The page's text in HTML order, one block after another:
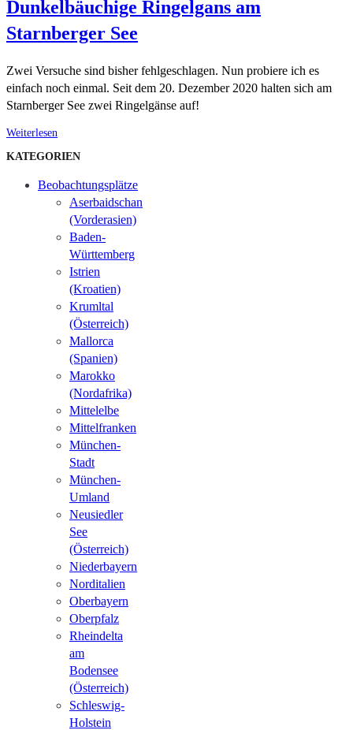
Dunkelbäuchige Ringelgans am
Starnberger See
Zwei Versuche sind bisher fehlgeschlagen. Nun probiere ich es
einfach noch einmal. Seit dem 20. Dezember 2020 halten sich am
Starnberger See zwei Ringelgänse auf!
Weiterlesen
KATEGORIEN
Beobachtungsplätze
Aserbaidschan
(Vorderasien)
Baden-
Württemberg
Istrien
(Kroatien)
Krumltal
(Österreich)
Mallorca
(Spanien)
Marokko
(Nordafrika)
Mittelelbe
Mittelfranken
München-
Stadt
München-
Umland
Neusiedler
See
(Österreich)
Niederbayern
Norditalien
Oberbayern
Oberpfalz
Rheindelta
am
Bodensee
(Österreich)
Schleswig-
Holstein